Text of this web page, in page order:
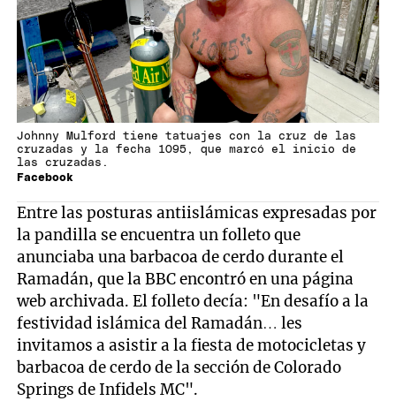
Facebook
Johnny Mulford tiene tatuajes con la cruz de las
cruzadas y la fecha 1095, que marcó el inicio de
las cruzadas.
Entre las posturas antiislámicas expresadas por
la pandilla se encuentra un folleto que
anunciaba una barbacoa de cerdo durante el
Ramadán, que la BBC encontró en una página
web archivada. El folleto decía: "En desafío a la
festividad islámica del Ramadán… les
invitamos a asistir a la fiesta de motocicletas y
barbacoa de cerdo de la sección de Colorado
Springs de Infidels MC".